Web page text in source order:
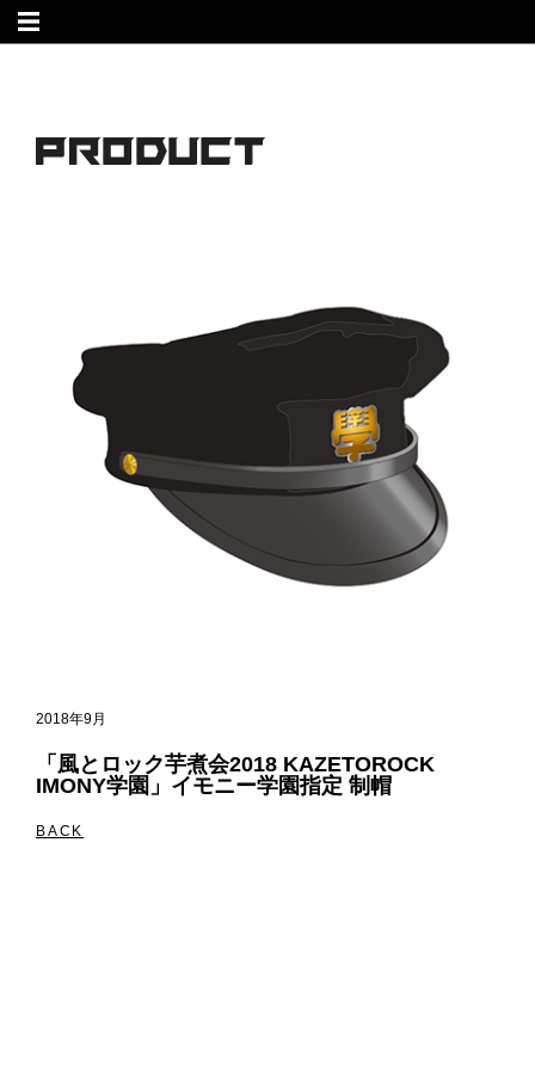
2018年9月
「風とロック芋煮会2018 KAZETOROCK
IMONY学園」イモニー学園指定 制帽
BACK